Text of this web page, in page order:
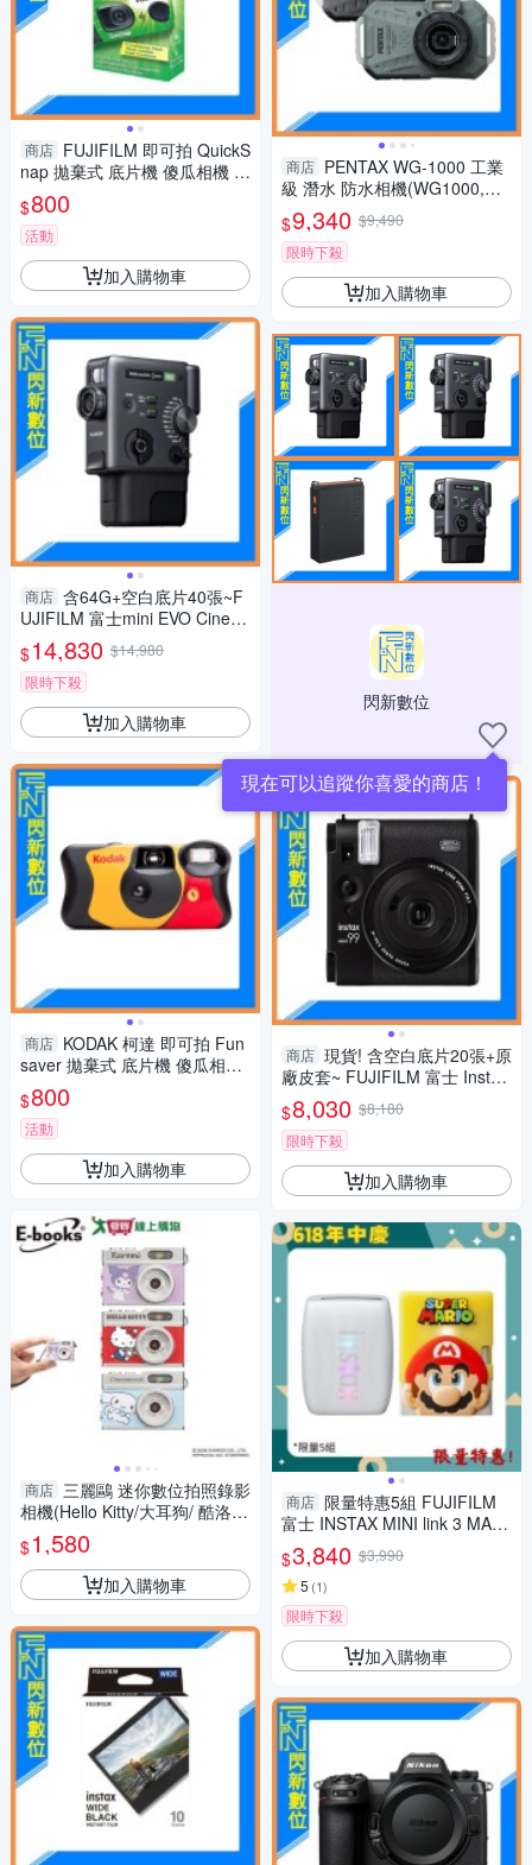
商店 FUJIFILM 即可拍 QuickS
nap 拋棄式 底片機 傻瓜相機 相
機 27張
$800
活動
加入購物車
商店 含64G+空白底片40張~F
UJIFILM 富士mini EVO Cinem
a 三合一 拍立得 拍照/影片/列
印(公司貨)
$14,830 $14,980
限時下殺
加入購物車
商店 KODAK 柯達 即可拍 Fun
saver 拋棄式 底片機 傻瓜相機
相機 27張
$800
活動
加入購物車
商店 三麗鷗 迷你數位拍照錄影
相機(Hello Kitty/大耳狗/ 酷洛
米)【愛買】
$1,580
加入購物車
商店 PENTAX WG-1000 工業
級 潛水 防水相機(WG1000,公
司貨)抗撞、防塵、耐寒、4K
$9,340 $9,490
限時下殺
加入購物車
閃新數位
現在可以追蹤你喜愛的商店！
商店 現貨! 含空白底片20張+原
廠皮套~ FUJIFILM 富士 Instax
mini 99 拍立得 相機(mini99，
公司貨)
$8,030 $8,180
限時下殺
加入購物車
商店 限量特惠5組 FUJIFILM
富士 INSTAX MINI link 3 MARI
O 瑪利歐 特別版(LINK3，公司
貨)拍立得 手機印相機
$3,840 $3,990
5 (1)
限時下殺
加入購物車